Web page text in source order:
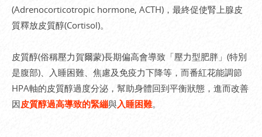
(Adrenocorticotropic hormone, ACTH)，最終促使腎上腺皮
質釋放皮質醇(Cortisol)。
皮質醇(俗稱壓力賀爾蒙)長期偏高會導致「壓力型肥胖」(特別
是腹部)、入睡困難、焦慮及免疫力下降等，而番紅花能調節
HPA軸的皮質醇過度分泌，幫助身體回到平衡狀態，進而改善
因皮質醇過高導致的緊繃與入睡困難。